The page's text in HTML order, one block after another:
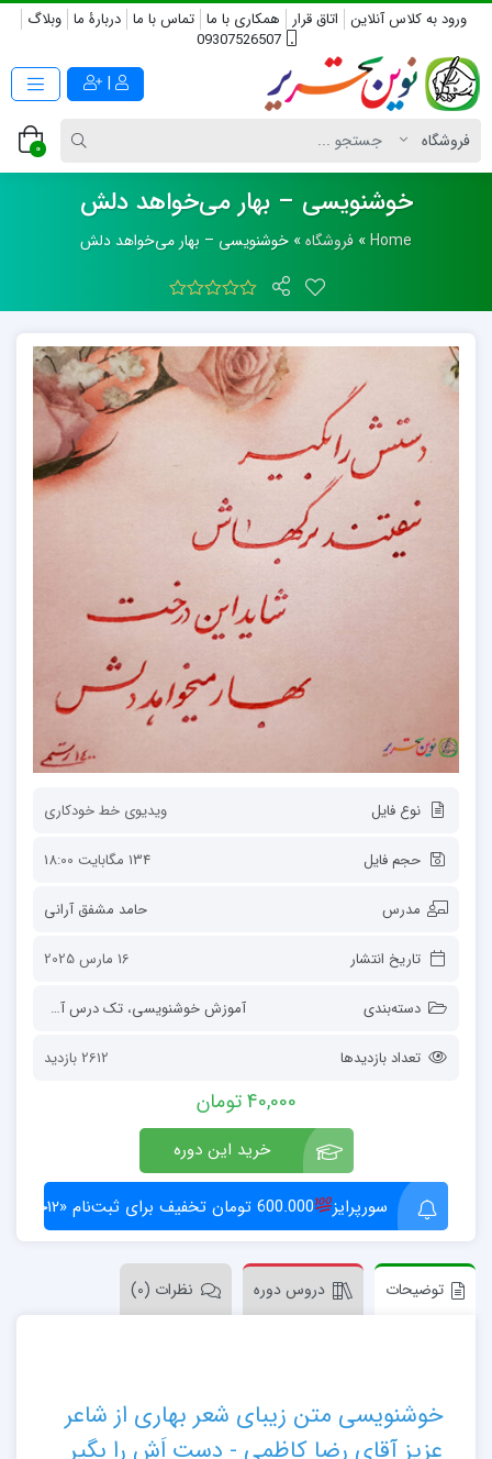
ورود به کلاس آنلاین اتاق قرار همکاری با ما تماس با ما دربارۀ ما وبلاگ
09307526507
|
0
خوشنویسی – بهار می‌خواهد دلش
Home
» فروشگاه» خوشنویسی – بهار می‌خواهد دلش
نوع فایل ویدیوی خط خودکاری
حجم فایل 134 مگابایت 18:00
مدرس حامد مشفق آرانی
تاریخ انتشار 16 مارس 2025
دسته‌بندی آموزش خوشنویسی، تک درس‌ آموزش هنری
تعداد بازدیدها 2612 بازدید
40,000تومان
خرید این دوره
سورپرایز 600.000 تومان تخفیف برای ثبت‌نام «۱۲جلسه‌ای»
توضیحات دروس دوره نظرات (0)
خوشنویسی متن زیبای شعر بهاری از شاعر
عزیز آقای رضا کاظمی - دست‌ اَش را بگیر